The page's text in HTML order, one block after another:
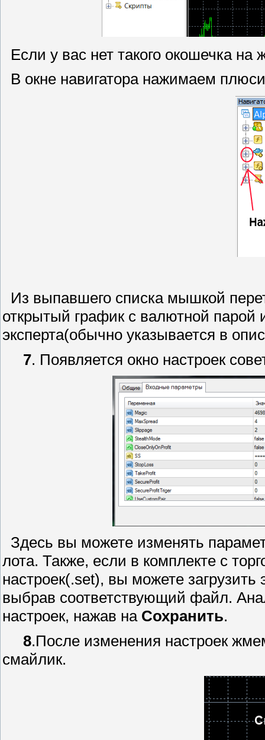
Если у вас нет такого окошечка на
В окне навигатора нажимаем
Из выпавшего списка мышкой
открытый график с валютной
эксперта(обычно указывается в
7. Появляется окно настроек
Здесь вы можете изменять
лота. Также, если в комплекте с
настроек(.set), вы можете
выбрав соответствующий файл.
настроек, нажав на Сохранить.
8.После изменения настроек
смайлик.